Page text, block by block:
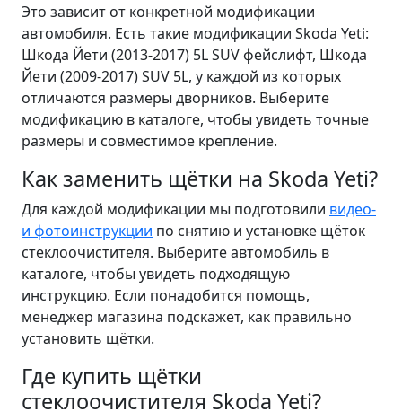
Это зависит от конкретной модификации
автомобиля. Есть такие модификации Skoda Yeti:
Шкода Йети (2013-2017) 5L SUV фейслифт, Шкода
Йети (2009-2017) SUV 5L, у каждой из которых
отличаются размеры дворников. Выберите
модификацию в каталоге, чтобы увидеть точные
размеры и совместимое крепление.
Как заменить щётки на Skoda Yeti?
Для каждой модификации мы подготовили видео-
и фотоинструкции по снятию и установке щёток
стеклоочистителя. Выберите автомобиль в
каталоге, чтобы увидеть подходящую
инструкцию. Если понадобится помощь,
менеджер магазина подскажет, как правильно
установить щётки.
Где купить щётки
стеклоочистителя Skoda Yeti?